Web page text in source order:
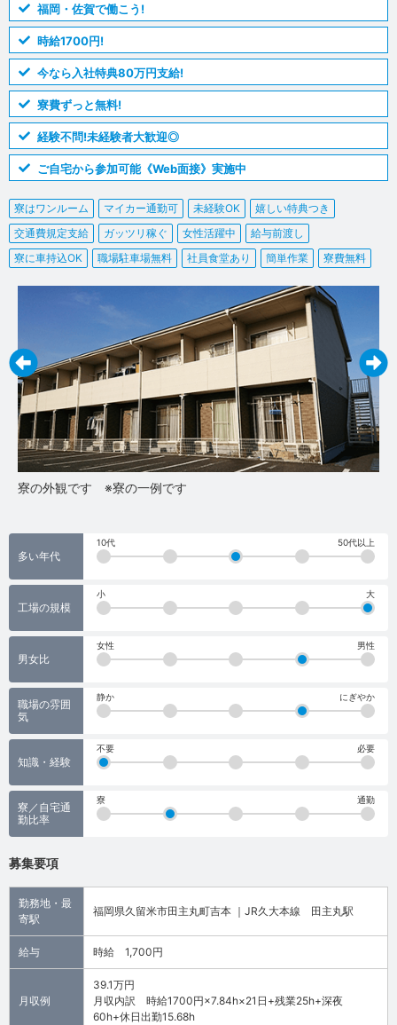
福岡・佐賀で働こう!
時給1700円!
今なら入社特典80万円支給!
寮費ずっと無料!
経験不問!未経験者大歓迎◎
ご自宅から参加可能《Web面接》実施中
寮はワンルーム マイカー通勤可 未経験OK
嬉しい特典つき
交通費規定支給
ガッツリ稼ぐ 女性活躍中
給与前渡し
寮に車持込OK
職場駐車場無料 社員食堂あり 簡単作業 寮費無料
寮の外観です ※寮の一例です
多い年代
10代 50代以上
工場の規模
小 大
男女比
女性 男性
職場の雰囲
気
静か にぎやか
知識・経験
不要 必要
寮／自宅通
勤比率
寮 通勤
募集要項
勤務地・最
寄駅
福岡県久留米市田主丸町吉本 ｜JR久大本線 田主丸駅
給与 時給 1,700円
月収例
39.1万円
月収内訳 時給1700円×7.84h×21日+残業25h+深夜
60h+休日出勤15.68h